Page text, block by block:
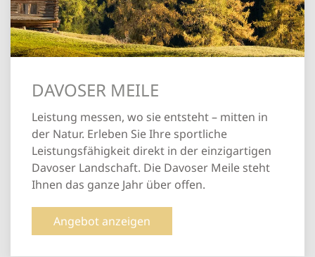
DAVOSER MEILE
Leistung messen, wo sie entsteht – mitten in
der Natur. Erleben Sie Ihre sportliche
Leistungsfähigkeit direkt in der einzigartigen
Davoser Landschaft. Die Davoser Meile steht
Ihnen das ganze Jahr über offen.
Angebot anzeigen